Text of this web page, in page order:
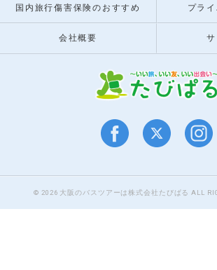
国内旅行傷害保険のおすすめ プラ
会社概要
© 2026 大阪のバスツアーは株式会社たびぱる ALL